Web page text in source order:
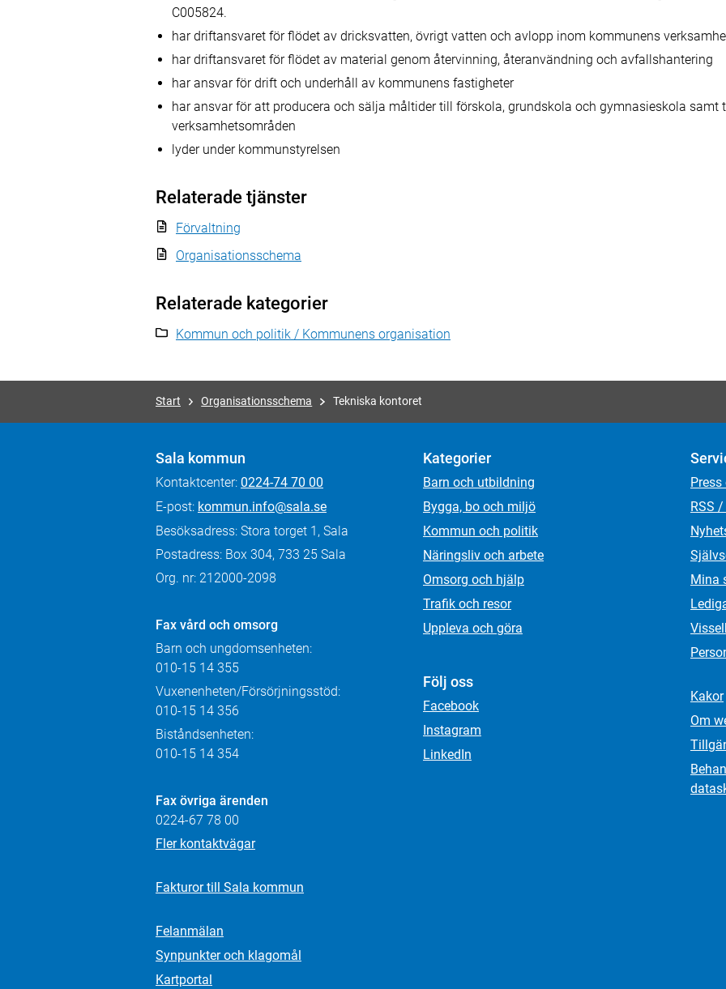
C005824.
har driftansvaret för flödet av dricksvatten, övrigt vatten och avlopp inom kommunens
har driftansvaret för flödet av material genom återvinning, återanvändning och avfallshantering
har ansvar för drift och underhåll av kommunens fastigheter
har ansvar för att producera och sälja måltider till förskola, grundskola och gymnasieskola samt
verksamhetsområden
lyder under kommunstyrelsen
Relaterade tjänster
Förvaltning
Organisationsschema
Relaterade kategorier
Kommun och politik / Kommunens organisation
Start Organisationsschema Tekniska kontoret
Sala kommun
Kontaktcenter: 0224-74 70 00
E-post: kommun.info@sala.se
Besöksadress: Stora torget 1, Sala
Postadress: Box 304, 733 25 Sala
Org. nr: 212000-2098
Fax vård och omsorg
Barn och ungdomsenheten:
010-15 14 355
Vuxenenheten/Försörjningsstöd:
010-15 14 356
Biståndsenheten:
010-15 14 354
Fax övriga ärenden
0224-67 78 00
Fler kontaktvägar
Fakturor till Sala kommun
Felanmälan
Synpunkter och klagomål
Kartportal
Kategorier
Barn och utbildning
Bygga, bo och miljö
Kommun och politik
Näringsliv och arbete
Omsorg och hjälp
Trafik och resor
Uppleva och göra
Följ oss
Facebook
Instagram
LinkedIn
RSS
Mina
Kakor
Om